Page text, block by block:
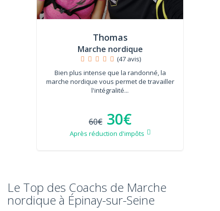
Thomas
Marche nordique
(47 avis)
Bien plus intense que la randonné, la
marche nordique vous permet de travailler
l'intégralité...
60€ 30€
Après réduction d'impôts
Le Top des Coachs de Marche
nordique à Épinay-sur-Seine